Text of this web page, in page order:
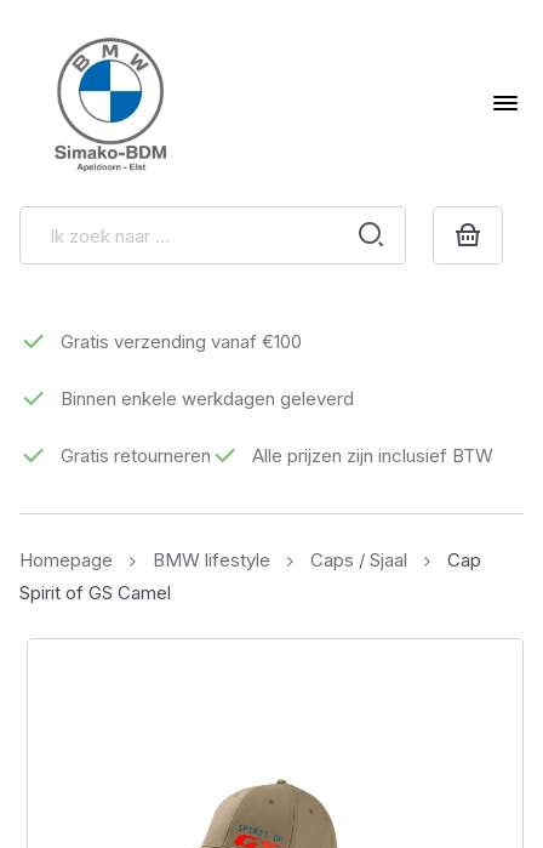
Gratis verzending vanaf €100
Binnen enkele werkdagen geleverd
Gratis retourneren Alle prijzen zijn inclusief BTW
Homepage BMW lifestyle Caps / Sjaal
Cap
Spirit of GS Camel